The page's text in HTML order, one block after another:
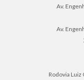
Av.
Av.
Rodovia Luiz